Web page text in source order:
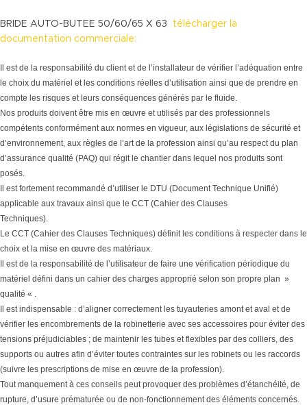
BRIDE AUTO-BUTEE 50/60/65 X 63 télécharger la
documentation commerciale:
Il est de la responsabilité du client et de l’installateur de vérifier l’adéquation entre
le choix du matériel et les conditions réelles d’utilisation ainsi que de prendre en
compte les risques et leurs conséquences générés par le fluide.
Nos produits doivent être mis en œuvre et utilisés par des professionnels
compétents conformément aux normes en vigueur, aux législations de sécurité et
d’environnement, aux règles de l’art de la profession ainsi qu’au respect du plan
d’assurance qualité (PAQ) qui régit le chantier dans lequel nos produits sont
posés.
Il est fortement recommandé d’utiliser le DTU (Document Technique Unifié)
applicable aux travaux ainsi que le CCT (Cahier des Clauses
Techniques).
Le CCT (Cahier des Clauses Techniques) définit les conditions à respecter dans le
choix et la mise en œuvre des matériaux.
Il est de la responsabilité de l’utilisateur de faire une vérification périodique du
matériel défini dans un cahier des charges approprié selon son propre plan »
qualité « .
Il est indispensable : d’aligner correctement les tuyauteries amont et aval et de
vérifier les encombrements de la robinetterie avec ses accessoires pour éviter des
tensions préjudiciables ; de maintenir les tubes et flexibles par des colliers, des
supports ou autres afin d’éviter toutes contraintes sur les robinets ou les raccords
(suivre les prescriptions de mise en œuvre de la profession).
Tout manquement à ces conseils peut provoquer des problèmes d’étanchéité, de
rupture, d’usure prématurée ou de non-fonctionnement des éléments concernés.